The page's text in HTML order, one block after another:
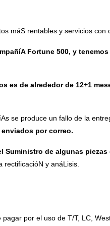
máS rentables y servicios
Fortune 500, y
es de alrededor de 12+1
se produce un fallo de la
por correo.
Suministro de algunas
rectificacióN y anáLisis.
por el uso de T/T, LC,